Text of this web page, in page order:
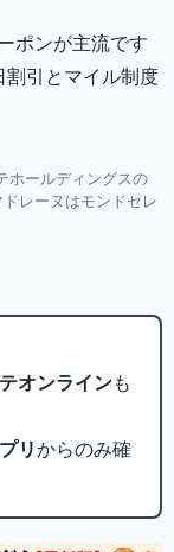
ポンが主流です
割引とマイル制度
ホールディングスの
レーヌはモンドセレ
オンラインも
リからのみ確